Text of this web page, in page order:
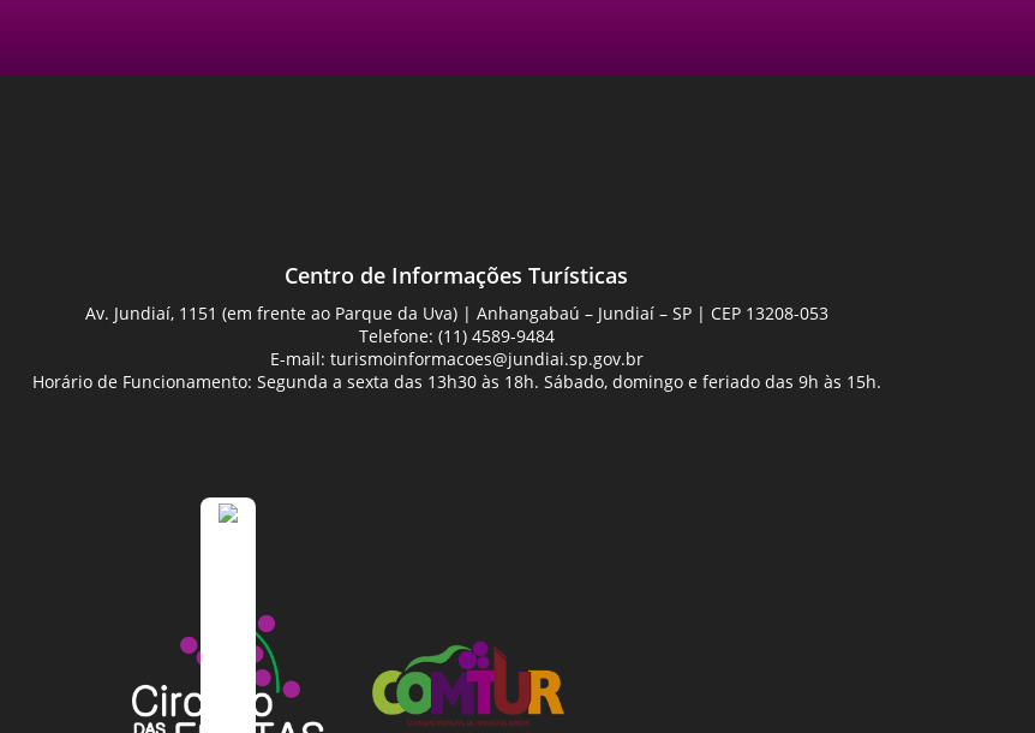
Centro de Informações Turísticas
Av. Jundiaí, 1151 (em frente ao Parque da Uva) | Anhangabaú – Jundiaí – SP | CEP 13208-053
Telefone: (11) 4589-9484
E-mail: turismoinformacoes@jundiai.sp.gov.br
Horário de Funcionamento: Segunda a sexta das 13h30 às 18h. Sábado, domingo e feriado das 9h às 15h.